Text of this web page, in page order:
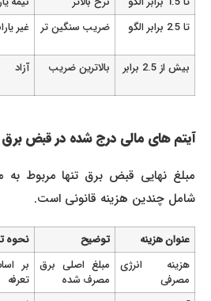
ضریب سنگین تر غیر یارانه
بیش از 2.5 برابر
بالاترین ضریب
آیتم های مالی درج شده در قبض برق
مبلغ نهایی قبض برق تنها مربوط به
شامل چندین هزینه قانونی است.
عنوان هزینه توضیح نحوه
هزینه انرژی
مصرفی
مبلغ اصلی برق
مصرف شده
بر اساس
تعرفه